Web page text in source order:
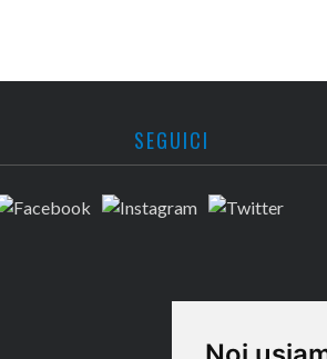
SEGUICI